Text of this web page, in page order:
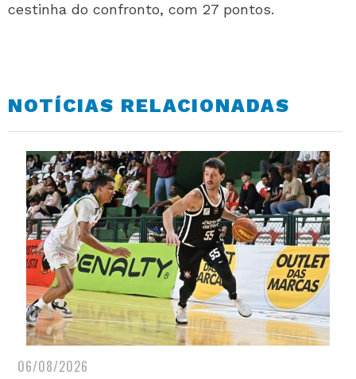
cestinha do confronto, com 27 pontos.
NOTÍCIAS RELACIONADAS
06/08/2026